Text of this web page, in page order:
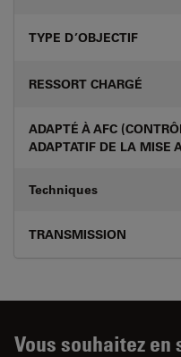
TYPE D’OBJECTIF
RESSORT CHARGÉ
ADAPTÉ À AFC
ADAPTATIF DE LA MISE
Techniques
TRANSMISSION
Vous souhaitez en